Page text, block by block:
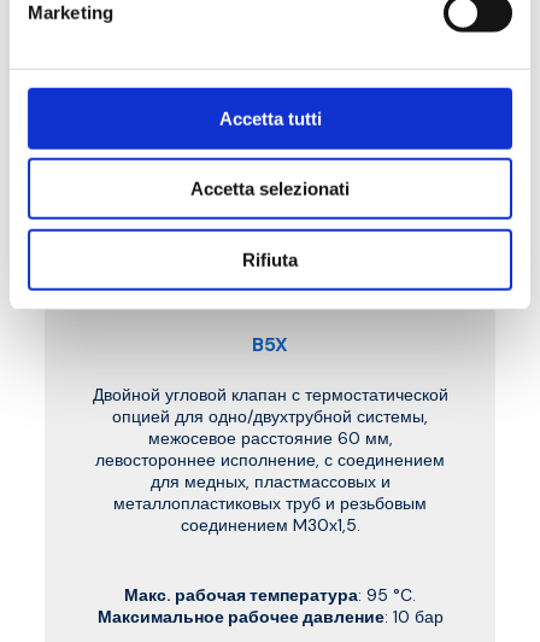
Marketing
Accetta tutti
Accetta selezionati
Rifiuta
B5X
Двойной угловой клапан с термостатической
опцией для одно/двухтрубной системы,
межосевое расстояние 60 мм,
левостороннее исполнение, с соединением
для медных, пластмассовых и
металлопластиковых труб и резьбовым
соединением M30x1,5.
Макс. рабочая температура: 95 °C.
Максимальное рабочее давление: 10 бар